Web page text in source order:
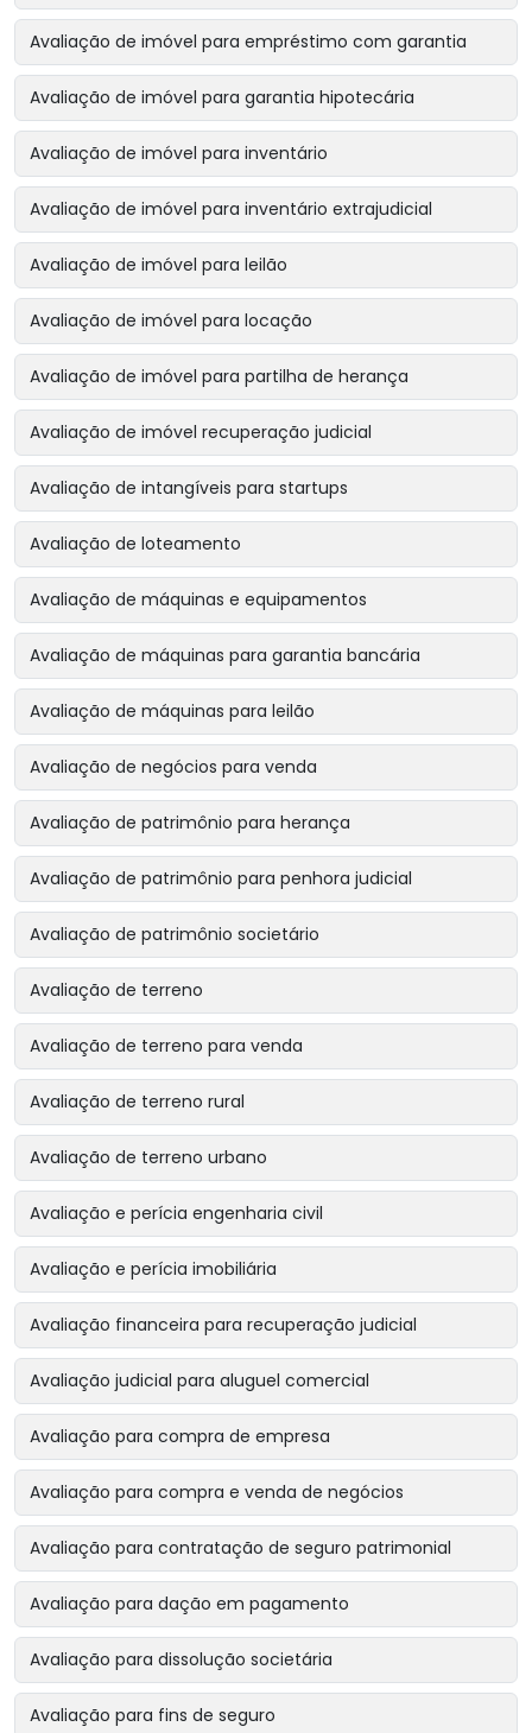
Avaliação de imóvel para empréstimo com garantia
Avaliação de imóvel para garantia hipotecária
Avaliação de imóvel para inventário
Avaliação de imóvel para inventário extrajudicial
Avaliação de imóvel para leilão
Avaliação de imóvel para locação
Avaliação de imóvel para partilha de herança
Avaliação de imóvel recuperação judicial
Avaliação de intangíveis para startups
Avaliação de loteamento
Avaliação de máquinas e equipamentos
Avaliação de máquinas para garantia bancária
Avaliação de máquinas para leilão
Avaliação de negócios para venda
Avaliação de patrimônio para herança
Avaliação de patrimônio para penhora judicial
Avaliação de patrimônio societário
Avaliação de terreno
Avaliação de terreno para venda
Avaliação de terreno rural
Avaliação de terreno urbano
Avaliação e perícia engenharia civil
Avaliação e perícia imobiliária
Avaliação financeira para recuperação judicial
Avaliação judicial para aluguel comercial
Avaliação para compra de empresa
Avaliação para compra e venda de negócios
Avaliação para contratação de seguro patrimonial
Avaliação para dação em pagamento
Avaliação para dissolução societária
Avaliação para fins de seguro